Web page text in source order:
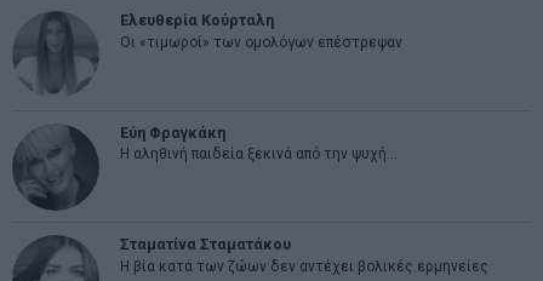
Ελευθερία Κούρταλη
Οι «τιμωροί» των ομολόγων επέστρεψαν
Εύη Φραγκάκη
Η αληθινή παιδεία ξεκινά από την ψυχή…
Σταματίνα Σταματάκου
Η βία κατά των ζώων δεν αντέχει βολικές ερμηνείες